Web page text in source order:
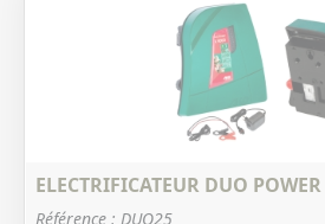
ELECTRIFICATEUR DUO
Référence : DUO25